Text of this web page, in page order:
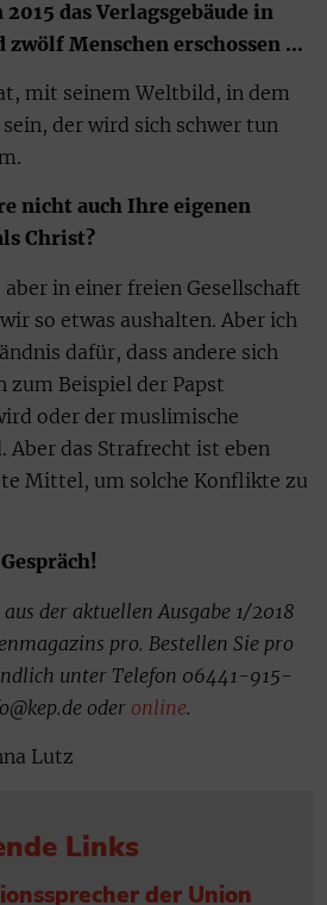
das Verlagsgebäude in
zwölf Menschen erschossen …
mit seinem Weltbild, in dem
der wird sich schwer tun
nicht auch Ihre eigenen
Christ?
aber in einer freien Gesellschaft
so etwas aushalten. Aber ich
dafür, dass andere sich
Beispiel der Papst
oder der muslimische
Aber das Strafrecht ist eben
Mittel, um solche Konflikte zu
der aktuellen Ausgabe 1/2018
pro. Bestellen Sie pro
unter Telefon 06441-915-
oder online.
Lutz
Links
der Union